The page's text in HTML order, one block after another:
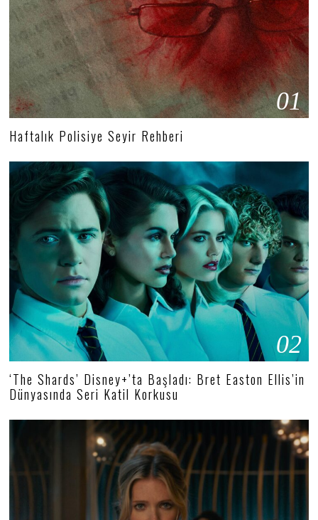
01
Haftalık Polisiye Seyir Rehberi
02
‘The Shards’ Disney+’ta Başladı: Bret Easton Ellis’in
Dünyasında Seri Katil Korkusu